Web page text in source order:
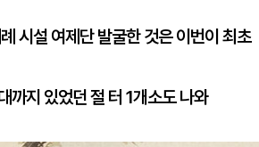
시설 여제단 발굴한 것은 이번이 최초
까지 있었던 절 터 1개소도 나와